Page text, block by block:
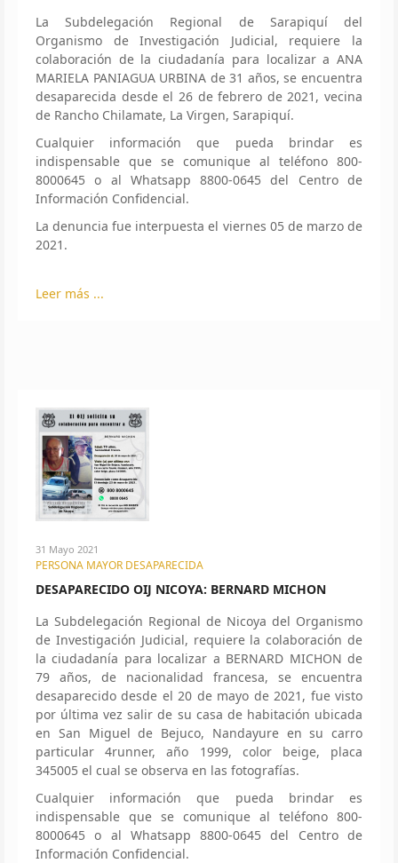
La Subdelegación Regional de Sarapiquí del
Organismo de Investigación Judicial, requiere la
colaboración de la ciudadanía para localizar a ANA
MARIELA PANIAGUA URBINA de 31 años, se encuentra
desaparecida desde el 26 de febrero de 2021, vecina
de Rancho Chilamate, La Virgen, Sarapiquí.
Cualquier información que pueda brindar es
indispensable que se comunique al teléfono 800-
8000645 o al Whatsapp 8800-0645 del Centro de
Información Confidencial.
La denuncia fue interpuesta el viernes 05 de marzo de
2021.
Leer más ...
31 Mayo 2021
PERSONA MAYOR DESAPARECIDA
DESAPARECIDO OIJ NICOYA: BERNARD MICHON
La Subdelegación Regional de Nicoya del Organismo
de Investigación Judicial, requiere la colaboración de
la ciudadanía para localizar a BERNARD MICHON de
79 años, de nacionalidad francesa, se encuentra
desaparecido desde el 20 de mayo de 2021, fue visto
por última vez salir de su casa de habitación ubicada
en San Miguel de Bejuco, Nandayure en su carro
particular 4runner, año 1999, color beige, placa
345005 el cual se observa en las fotografías.
Cualquier información que pueda brindar es
indispensable que se comunique al teléfono 800-
8000645 o al Whatsapp 8800-0645 del Centro de
Información Confidencial.